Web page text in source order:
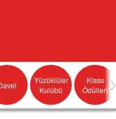
Yüzüklüler
Kulübü
Klass
Ödülleri